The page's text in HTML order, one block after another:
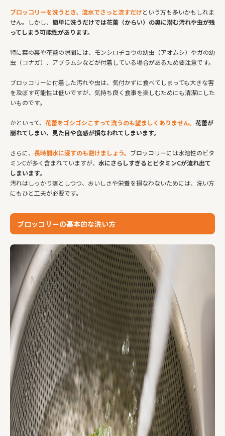
ブロッコリーを洗うとき、流水でさっと流すだけという方も多いかもしれま
せん。しかし、 簡単に洗うだけでは花蕾（からい）の奥に潜む汚れや虫が残
ってしまう可能性があります。
特に葉の裏や花蕾の隙間には、モンシロチョウの幼虫（アオムシ）やガの幼
虫（コナガ）、アブラムシなどが付着している場合があるため要注意です。
ブロッコリーに付着した汚れや虫は、気付かずに食べてしまっても大きな害
を及ぼす可能性は低いですが、気持ち良く食事を楽しむためにも清潔にした
いものです。
かといって、 花蕾をゴシゴシこすって洗うのも望ましくありません。 花蕾が
崩れてしまい、見た目や食感が損なわれてしまいます。
さらに、 長時間水に浸すのも避けましょう。 ブロッコリーには水溶性のビタ
ミンCが多く含まれていますが、 水にさらしすぎるとビタミンCが流れ出て
しまいます。
汚れはしっかり落としつつ、おいしさや栄養を損なわないためには、洗い方
にもひと工夫が必要です。
ブロッコリーの基本的な洗い方